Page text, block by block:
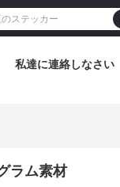
私達に連絡しなさい
ラム素材